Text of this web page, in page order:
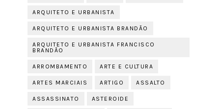
ARQUITETO E URBANISTA
ARQUITETO E URBANISTA BRANDÃO
ARQUITETO E URBANISTA FRANCISCO
BRANDÃO
ARROMBAMENTO ARTE E CULTURA
ARTES MARCIAIS ARTIGO ASSALTO
ASSASSINATO ASTEROIDE